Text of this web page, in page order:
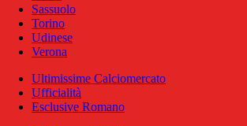
Sassuolo
Torino
Udinese
Verona
Ultimissime Calciomercato
Ufficialità
Esclusive Romano